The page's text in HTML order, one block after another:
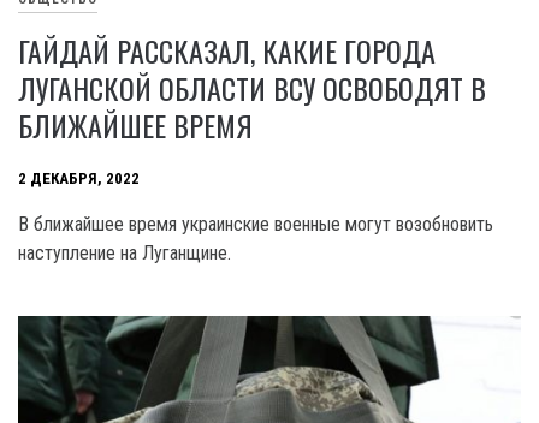
ГАЙДАЙ РАССКАЗАЛ, КАКИЕ ГОРОДА
ЛУГАНСКОЙ ОБЛАСТИ ВСУ ОСВОБОДЯТ В
БЛИЖАЙШЕЕ ВРЕМЯ
2 ДЕКАБРЯ, 2022
В ближайшее время украинские военные могут возобновить
наступление на Луганщине.